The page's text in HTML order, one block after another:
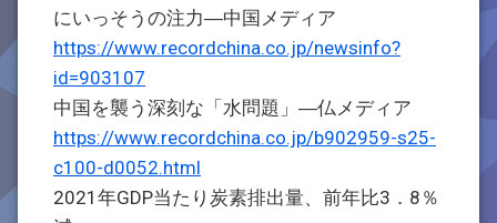
にいっそうの注力―中国メディア
https://www.recordchina.co.jp/newsinfo?
id=903107
中国を襲う深刻な「水問題」―仏メディア
https://www.recordchina.co.jp/b902959-s25-
c100-d0052.html
2021年GDP当たり炭素排出量、前年比3．8％